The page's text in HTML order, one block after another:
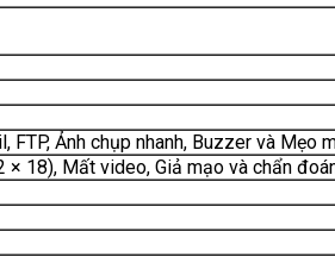
FTP, Ảnh chụp nhanh, Buzzer và Mẹo
× 18), Mất video, Giả mạo và chẩn